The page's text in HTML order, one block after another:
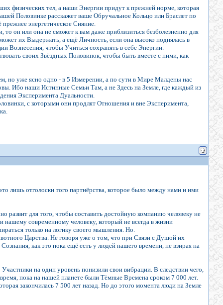
физических тел, а наши Энергии придут к прежней норме, которая
Половинке расскажет ваше Обручальное Кольцо или Браслет по
энергетическое Сияние.
он или она не сможет к вам даже приблизиться безболезненно для
их Выдержать, а ещё Личность, если она высоко поднялась в
Вознесения, чтобы Учиться сохранять в себе Энергии.
своих Звёздных Половинок, чтобы быть вместе с ними, как
но уже ясно одно - в 5 Измерении, а по сути в Мире Малдены нас
Ибо наши Истинные Семьи Там, а не Здесь на Земле, где каждый из
Эксперимента Дуальности.
с которыми они продлят Отношения и вне Эксперимента,
лишь отголоски того партнёрства, которое было между нами и ими
для того, чтобы составить достойную компанию человеку не
современному человеку, который не всегда в жизни
только на логику своего мышления. Но.
Царства. Не говоря уже о том, что при Связи с Душой их
как это пока ещё есть у людей нашего времени, не взирая на
на один уровень понизили свои вибрации. В следствии чего,
пока на нашей планете были Тёмные Времена сроком 7 000 лет.
закончилась 7 500 лет назад. Но до этого момента люди на Земле